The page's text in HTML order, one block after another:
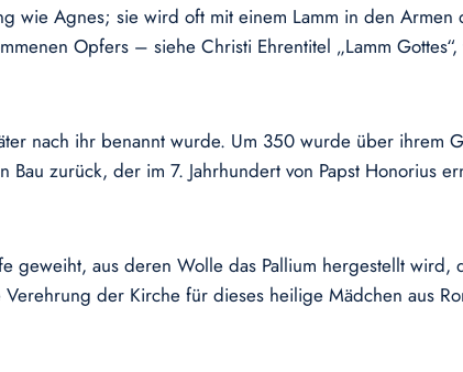
Agnes; sie wird oft mit einem Lamm in den Armen
Opfers – siehe Christi Ehrentitel „Lamm
nach ihr benannt wurde. Um 350 wurde über ihrem
zurück, der im 7. Jahrhundert von Papst Honorius
geweiht, aus deren Wolle das Pallium hergestellt wird,
der Kirche für dieses heilige Mädchen aus